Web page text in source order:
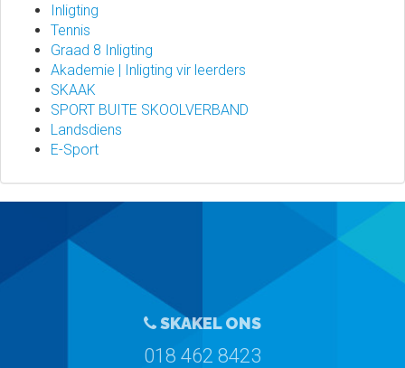
Inligting
Tennis
Graad 8 Inligting
Akademie | Inligting vir leerders
SKAAK
SPORT BUITE SKOOLVERBAND
Landsdiens
E-Sport
SKAKEL ONS
018 462 8423